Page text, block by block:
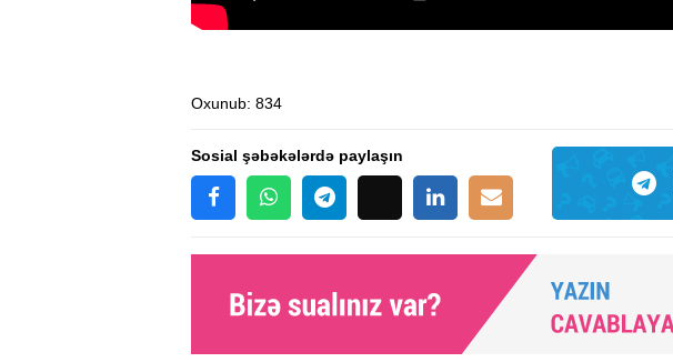
Oxunub: 834
Sosial şəbəkələrdə paylaşın